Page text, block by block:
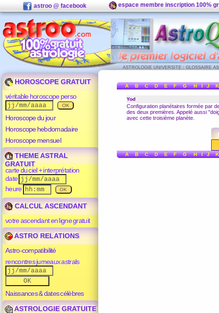
astroo @ facebook espace membre inscription 100%
ASTROLOGIE UNIVERSITE : GLOSSAIRE
HOROSCOPE GRATUIT
véritable horoscope perso
Horoscope du jour
Horoscope hebdomadaire
Horoscope mensuel
THEME ASTRAL
GRATUIT
carte du ciel + interprétation
date
heure
CALCUL ASCENDANT
votre ascendant en ligne gratuit
ASTRO RELATIONS
Astro-compatibilité
rencontres jumeaux astrals
Naissances & dates célèbres
ASTROLOGIE GRATUITE
A B C D E F G H I J K
Yod
Configuration planétaires formée par
des deux premières. Appelé aussi
avec cette troisième planète.
A B C D E F G H I J K